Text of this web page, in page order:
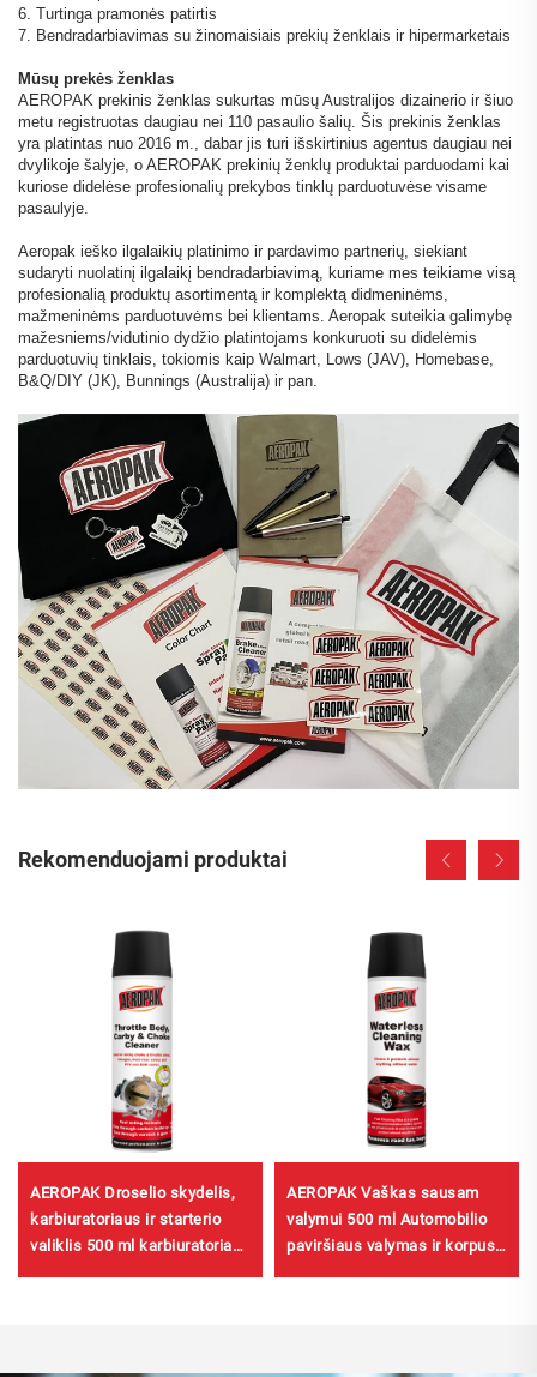
6. Turtinga pramonės patirtis
7. Bendradarbiavimas su žinomaisiais prekių ženklais ir hipermarketais
Mūsų prekės ženklas
AEROPAK prekinis ženklas sukurtas mūsų Australijos dizainerio ir šiuo
metu registruotas daugiau nei 110 pasaulio šalių. Šis prekinis ženklas
yra platintas nuo 2016 m., dabar jis turi išskirtinius agentus daugiau nei
dvylikoje šalyje, o AEROPAK prekinių ženklų produktai parduodami kai
kuriose didelėse profesionalių prekybos tinklų parduotuvėse visame
pasaulyje.
Aeropak ieško ilgalaikių platinimo ir pardavimo partnerių, siekiant
sudaryti nuolatinį ilgalaikį bendradarbiavimą, kuriame mes teikiame visą
profesionalią produktų asortimentą ir komplektą didmeninėms,
mažmeninėms parduotuvėms bei klientams. Aeropak suteikia galimybę
mažesniems/vidutinio dydžio platintojams konkuruoti su didelėmis
parduotuvių tinklais, tokiomis kaip Walmart, Lows (JAV), Homebase,
B&Q/DIY (JK), Bunnings (Australija) ir pan.
Rekomenduojami produktai
AEROPAK Droselio skydelis,
karbiuratoriaus ir starterio
valiklis 500 ml karbiuratoriaus
AEROPAK Vaškas sausam
valymui 500 ml Automobilio
paviršiaus valymas ir korpuso